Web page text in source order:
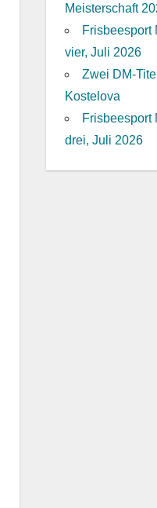
Meisterschaft
Frisbeesport
vier, Juli 2026
Zwei DM-
Kostelova
Frisbeesport
drei, Juli 2026